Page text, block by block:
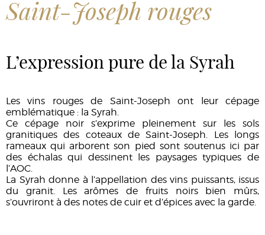
Saint-Joseph rouges
L’expression pure de la Syrah
Les vins rouges de Saint-Joseph ont leur cépage
emblématique : la Syrah.
Ce cépage noir s’exprime pleinement sur les sols
granitiques des coteaux de Saint-Joseph. Les longs
rameaux qui arborent son pied sont soutenus ici par
des échalas qui dessinent les paysages typiques de
l’AOC.
La Syrah donne à l’appellation des vins puissants, issus
du granit. Les arômes de fruits noirs bien mûrs,
s’ouvriront à des notes de cuir et d’épices avec la garde.